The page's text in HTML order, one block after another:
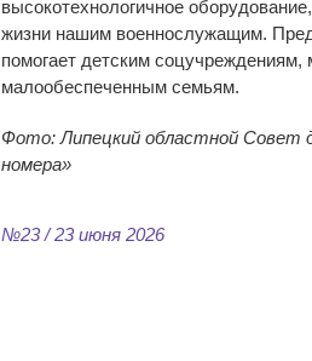
высокотехнологичное
жизни нашим военнослужащим.
помогает детским соцучреждениям,
малообеспеченным семьям.
Фото: Липецкий областной
номера»
№23 / 23 июня 2026